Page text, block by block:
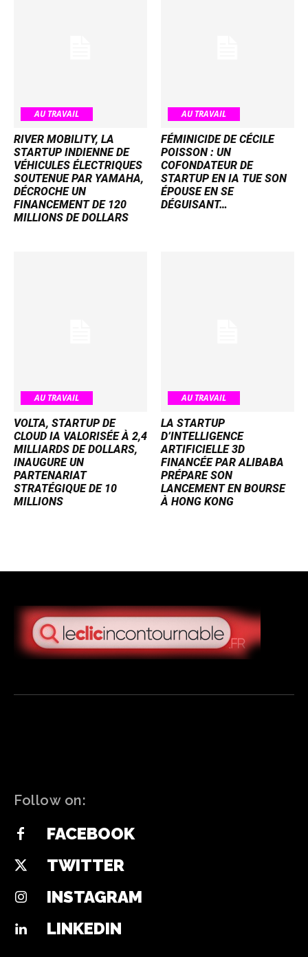
AU TRAVAIL
RIVER MOBILITY, LA
STARTUP INDIENNE DE
VÉHICULES ÉLECTRIQUES
SOUTENUE PAR YAMAHA,
DÉCROCHE UN
FINANCEMENT DE 120
MILLIONS DE DOLLARS
AU TRAVAIL
FÉMINICIDE DE CÉCILE
POISSON : UN
COFONDATEUR DE
STARTUP EN IA TUE SON
ÉPOUSE EN SE
DÉGUISANT…
AU TRAVAIL
VOLTA, STARTUP DE
CLOUD IA VALORISÉE À 2,4
MILLIARDS DE DOLLARS,
INAUGURE UN
PARTENARIAT
STRATÉGIQUE DE 10
MILLIONS
AU TRAVAIL
LA STARTUP
D’INTELLIGENCE
ARTIFICIELLE 3D
FINANCÉE PAR ALIBABA
PRÉPARE SON
LANCEMENT EN BOURSE
À HONG KONG
Follow on:
FACEBOOK
TWITTER
INSTAGRAM
LINKEDIN